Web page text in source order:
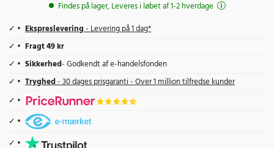
Findes på lager, Leveres i løbet af 1-2 hverdage
Ekspreslevering- Levering på 1 dag*
Fragt 49 kr
Sikkerhed- Godkendt af e-handelsfonden
Tryghed- 30 dages prisgaranti - Over 1 million tilfredse kunder